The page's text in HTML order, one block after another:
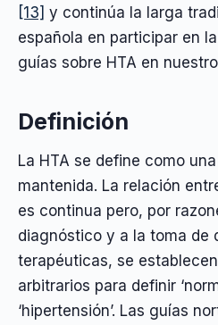
[13] y continúa la larga
española en participar en
guías sobre HTA en
Definición
La HTA se define como
mantenida. La relación
es continua pero, por
diagnóstico y a la toma de
terapéuticas, se
arbitrarios para definir
‘hipertensión’. Las guías